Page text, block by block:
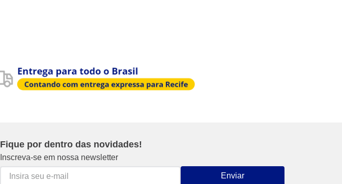
Fique por dentro das novidades!
Inscreva-se em nossa newsletter
Enviar